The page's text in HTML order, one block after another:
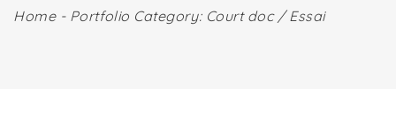
Home - Portfolio Category: Court doc / Essai